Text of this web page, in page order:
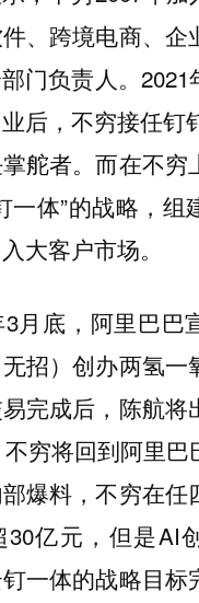
、跨境电商、企
门负责人。2021
后，不穷接任钉
舵者。而在不穷
一体”的战略，组
大客户市场。
月底，阿里巴巴
招）创办两氢一
完成后，陈航将
穷将回到阿里巴
爆料，不穷在任
30亿元，但是AI
一体的战略目标